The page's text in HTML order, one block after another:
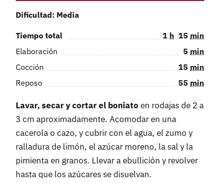
Dificultad: Media
Tiempo total 1 h 15 min
Elaboración
5 min
Cocción
15 min
Reposo
55 min
Lavar, secar y cortar el boniato en rodajas de 2 a
3 cm aproximadamente. Acomodar en una
cacerola o cazo, y cubrir con el agua, el zumo y
ralladura de limón, el azúcar moreno, la sal y la
pimienta en granos. Llevar a ebullición y revolver
hasta que los azúcares se disuelvan.